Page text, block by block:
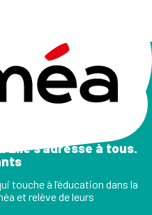
Elle s’adresse à tous.
touche à l’éducation dans la
et relève de leurs